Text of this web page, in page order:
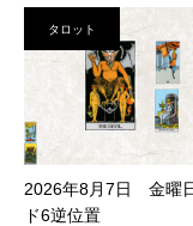
タロット
2026年8月7日 金曜
ド6逆位置